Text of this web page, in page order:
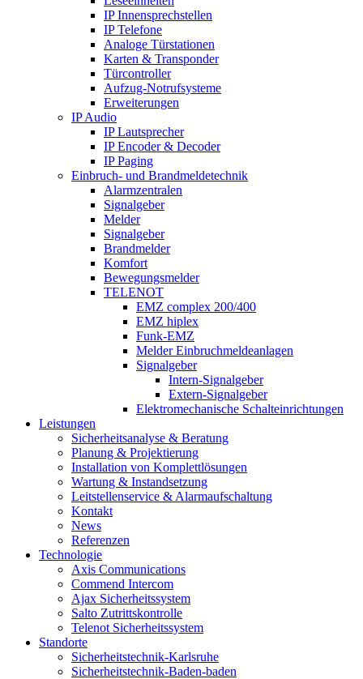
IP Innensprechstellen
IP Telefone
Analoge Türstationen
Karten & Transponder
Türcontroller
Aufzug-Notrufsysteme
Erweiterungen
IP Audio
IP Lautsprecher
IP Encoder & Decoder
IP Paging
Einbruch- und Brandmeldetechnik
Alarmzentralen
Signalgeber
Melder
Signalgeber
Brandmelder
Komfort
Bewegungsmelder
TELENOT
EMZ complex 200/400
EMZ hiplex
Funk-EMZ
Melder Einbruchmeldeanlagen
Signalgeber
Intern-Signalgeber
Extern-Signalgeber
Elektromechanische Schalteinrichtungen
Leistungen
Sicherheitsanalyse & Beratung
Planung & Projektierung​
Installation von Komplettlösungen
Wartung & Instandsetzung
Leitstellenservice & Alarmaufschaltung
Kontakt
News
Referenzen
Technologie
Axis Communications
Commend Intercom
Ajax Sicherheitssystem​
Salto Zutrittskontrolle
Telenot Sicherheitssystem
Standorte
Sicherheitstechnik-Karlsruhe
Sicherheitstechnik-Baden-baden